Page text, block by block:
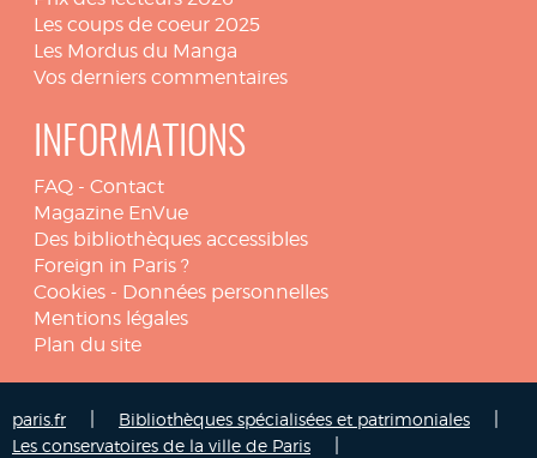
Les coups de coeur 2025
Les Mordus du Manga
Vos derniers commentaires
INFORMATIONS
FAQ - Contact
Magazine EnVue
Des bibliothèques accessibles
Foreign in Paris ?
Cookies - Données personnelles
Mentions légales
Plan du site
paris.fr Bibliothèques spécialisées et patrimoniales
Les conservatoires de la ville de Paris